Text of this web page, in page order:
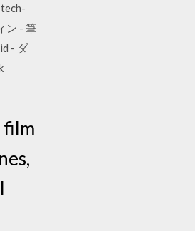
ン - 筆
- ダ
film